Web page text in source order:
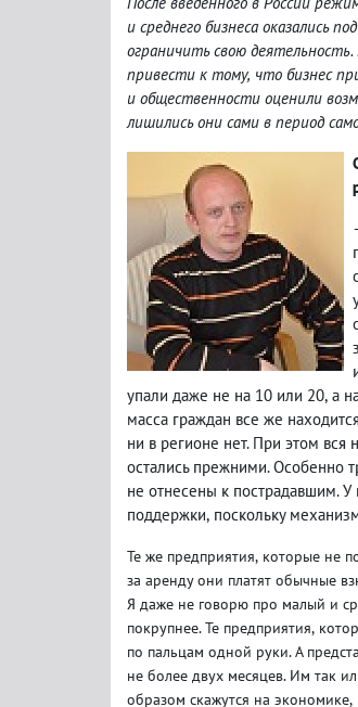
и среднего бизнеса оказались
ограничить свою
привести к тому, что бизнес
и общественности оценили
лишились они сами в период
упали даже не на 10 или 20, а
масса граждан все же
ни в регионе нет. При этом вся
остались прежними. Особенно
не отнесены к пострадавшим. У
поддержки, поскольку
Те же предприятия, которые не
за аренду они платят обычные
Я даже не говорю про малый и
покрупнее. Те предприятия,
по пальцам одной руки. А
не более двух месяцев. Им так
образом скажутся на экономике,